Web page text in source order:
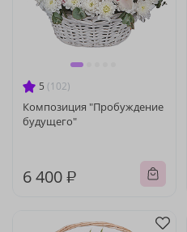
5 (102)
Композиция "Пробуждение
будущего"
6 400 ₽